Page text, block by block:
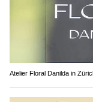
Atelier Floral Danilda in